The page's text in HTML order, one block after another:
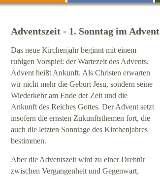
Adventszeit - 1. Sonntag im Advent
Das neue Kirchenjahr beginnt mit einem
ruhigen Vorspiel: der Wartezeit des Advents.
Advent heißt Ankunft. Als Christen erwarten
wir nicht mehr die Geburt Jesu, sondern seine
Wiederkehr am Ende der Zeit und die
Ankunft des Reiches Gottes. Der Advent setzt
insofern die ernsten Zukunftsthemen fort, die
auch die letzten Sonntage des Kirchenjahres
bestimmen.
Aber die Adventszeit wird zu einer Drehtür
zwischen Vergangenheit und Gegenwart,